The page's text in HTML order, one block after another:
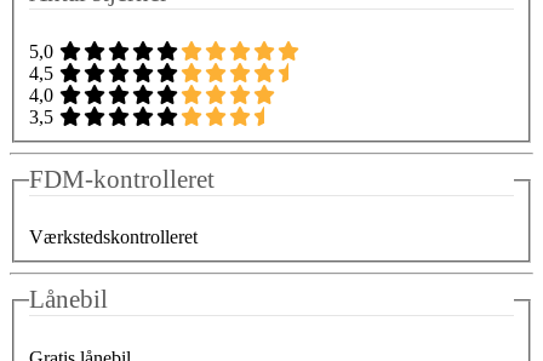
5,0
4,5
4,0
3,5
FDM-kontrolleret
Værkstedskontrolleret
Lånebil